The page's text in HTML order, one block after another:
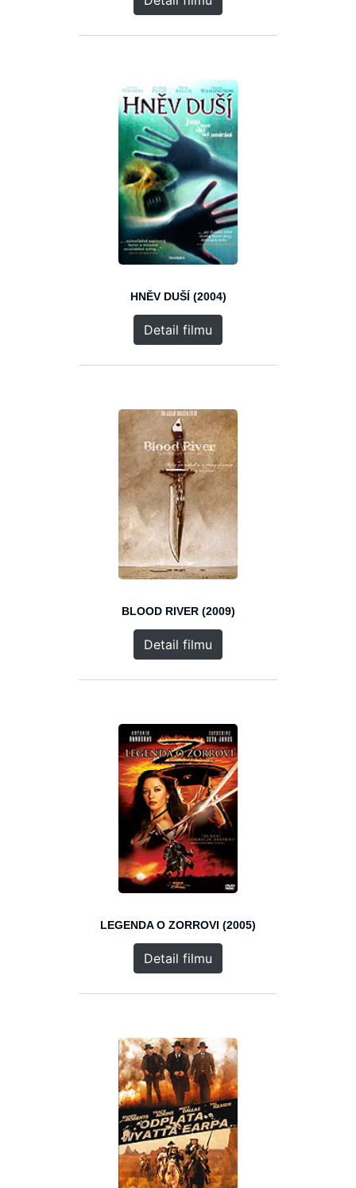
HNĚV DUŠÍ (2004)
Detail filmu
BLOOD RIVER (2009)
Detail filmu
LEGENDA O ZORROVI (2005)
Detail filmu